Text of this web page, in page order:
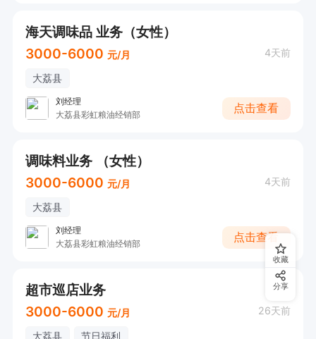
海天调味品 业务（女性）
3000-6000 元/月 4天前
大荔县
刘经理
大荔县彩虹粮油经销部
点击查看
调味料业务 （女性）
3000-6000 元/月 4天前
大荔县
刘经理
大荔县彩虹粮油经销部
点击查看
超市巡店业务
3000-6000 元/月 26天前
大荔县 节日福利
收藏
分享